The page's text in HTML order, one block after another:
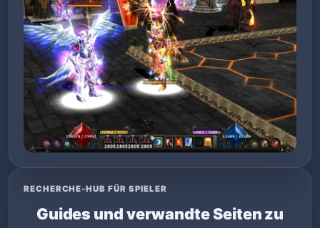
RECHERCHE-HUB FÜR SPIELER
Guides und verwandte Seiten zu